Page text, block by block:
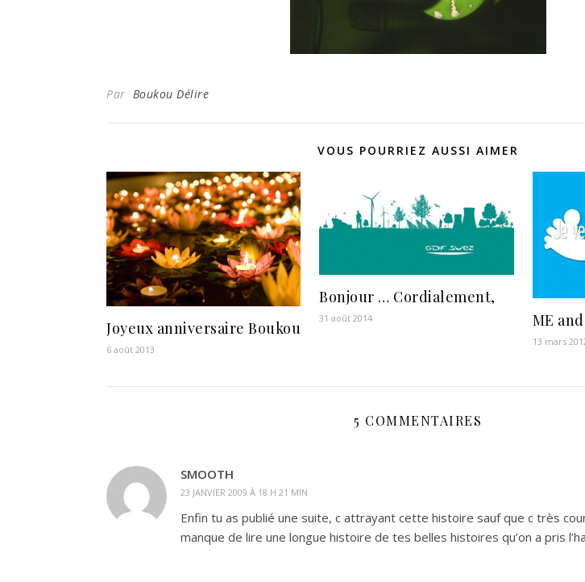
Par Boukou Délire
VOUS POURRIEZ AUSSI AIMER
Joyeux anniversaire Boukou
6 août 2013
Bonjour … Cordialement,
31 août 2014 ME
13 mars
5 COMMENTAIRES
SMOOTH
23 JANVIER 2009 À 18 H 21 MIN
Enfin tu as publié une suite, c attrayant cette histoire sauf que c très
manque de lire une longue histoire de tes belles histoires qu’on a pris